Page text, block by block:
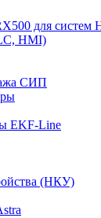
для систем
HMI)
СИП
EKF-Line
(НКУ)